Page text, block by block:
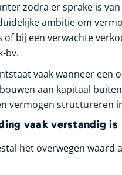
zodra er sprake is
ambitie om
bij een verwachte
bv.
vaak wanneer een
aan kapitaal
vermogen structureren
vaak verstandig is
het overwegen waard